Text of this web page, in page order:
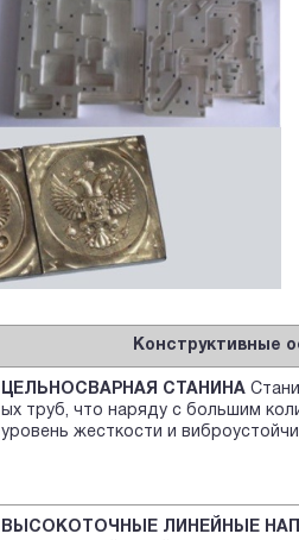
Конструктивные
ЦЕЛЬНОСВАРНАЯ СТАНИНА
ых труб, что наряду с большим
уровень жесткости и
ВЫСОКОТОЧНЫЕ ЛИНЕЙНЫЕ